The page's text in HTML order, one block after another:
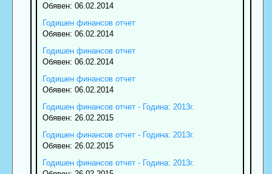
Обявен: 06.02.2014
Годишен финансов отчет
Обявен: 06.02.2014
Годишен финансов отчет
Обявен: 06.02.2014
Годишен финансов отчет
Обявен: 06.02.2014
Годишен финансов отчет - Година: 2013г.
Обявен: 26.02.2015
Годишен финансов отчет - Година: 2013г.
Обявен: 26.02.2015
Годишен финансов отчет - Година: 2013г.